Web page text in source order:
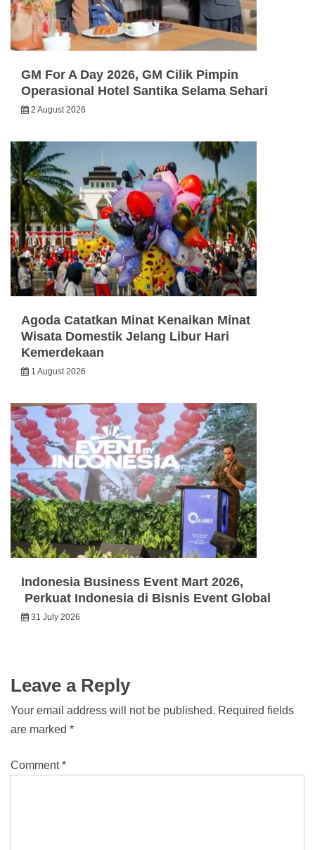
GM For A Day 2026, GM Cilik Pimpin
Operasional Hotel Santika Selama Sehari
2 August 2026
Agoda Catatkan Minat Kenaikan Minat
Wisata Domestik Jelang Libur Hari
Kemerdekaan
1 August 2026
Indonesia Business Event Mart 2026,
Perkuat Indonesia di Bisnis Event Global
31 July 2026
Leave a Reply
Your email address will not be published. Required fields
are marked *
Comment*